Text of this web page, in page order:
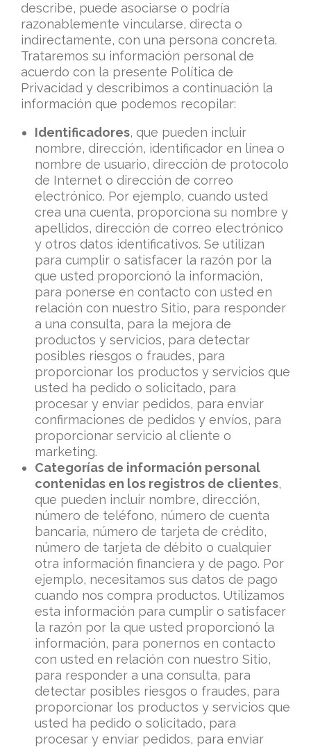
describe, puede asociarse o podría
razonablemente vincularse, directa o
indirectamente, con una persona concreta.
Trataremos su información personal de
acuerdo con la presente Política de
Privacidad y describimos a continuación la
información que podemos recopilar:
Identificadores, que pueden incluir
nombre, dirección, identificador en línea o
nombre de usuario, dirección de protocolo
de Internet o dirección de correo
electrónico. Por ejemplo, cuando usted
crea una cuenta, proporciona su nombre y
apellidos, dirección de correo electrónico
y otros datos identificativos. Se utilizan
para cumplir o satisfacer la razón por la
que usted proporcionó la información,
para ponerse en contacto con usted en
relación con nuestro Sitio, para responder
a una consulta, para la mejora de
productos y servicios, para detectar
posibles riesgos o fraudes, para
proporcionar los productos y servicios que
usted ha pedido o solicitado, para
procesar y enviar pedidos, para enviar
confirmaciones de pedidos y envíos, para
proporcionar servicio al cliente o
marketing.
Categorías de información personal
contenidas en los registros de clientes,
que pueden incluir nombre, dirección,
número de teléfono, número de cuenta
bancaria, número de tarjeta de crédito,
número de tarjeta de débito o cualquier
otra información financiera y de pago. Por
ejemplo, necesitamos sus datos de pago
cuando nos compra productos. Utilizamos
esta información para cumplir o satisfacer
la razón por la que usted proporcionó la
información, para ponernos en contacto
con usted en relación con nuestro Sitio,
para responder a una consulta, para
detectar posibles riesgos o fraudes, para
proporcionar los productos y servicios que
usted ha pedido o solicitado, para
procesar y enviar pedidos, para enviar